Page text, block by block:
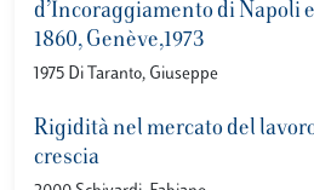
d’Incoraggiamento di Napoli e
1860, Genève,1973
1975 Di Taranto, Giuseppe
Rigidità nel mercato del
crescia